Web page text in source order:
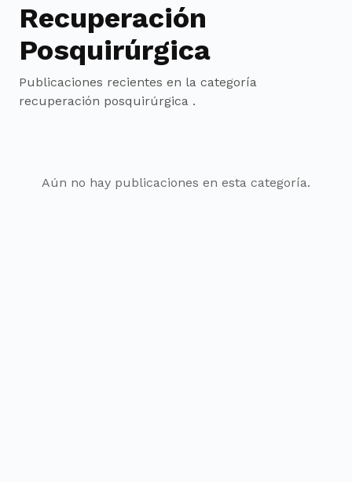
Recuperación
Posquirúrgica
Publicaciones recientes en la categoría
recuperación posquirúrgica .
Aún no hay publicaciones en esta categoría.